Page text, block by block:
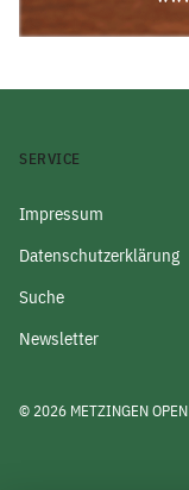
SERVICE
Impressum
Datenschutzerklärung
Suche
Newsletter
© 2026 METZINGEN OPEN